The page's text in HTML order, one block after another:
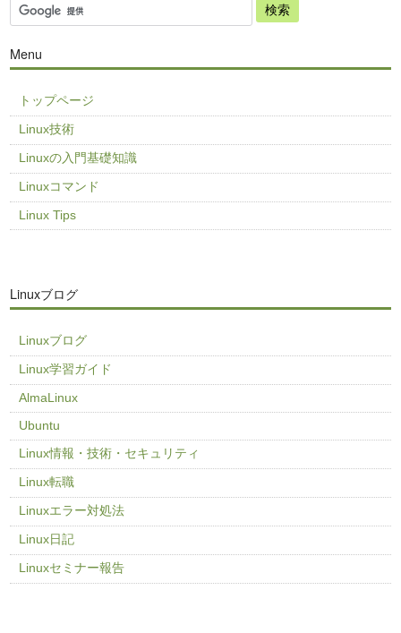
Menu
トップページ
Linux技術
Linuxの入門基礎知識
Linuxコマンド
Linux Tips
Linuxブログ
Linuxブログ
Linux学習ガイド
AlmaLinux
Ubuntu
Linux情報・技術・セキュリティ
Linux転職
Linuxエラー対処法
Linux日記
Linuxセミナー報告